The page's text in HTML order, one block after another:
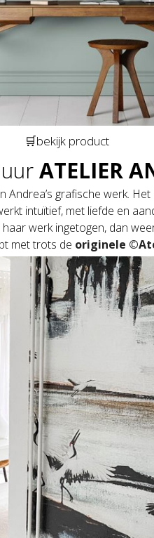
🛒bekijk product
ATELIER
Andrea’s grafische werk.
intuïtief, met liefde en
werk ingetogen, dan
met trots de originele